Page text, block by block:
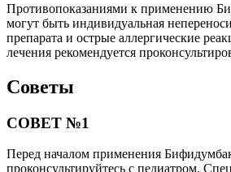
Противопоказаниями к применению
могут быть индивидуальная
препарата и острые аллергические
лечения рекомендуется
Советы
СОВЕТ №1
Перед началом применения
проконсультируйтесь с педиатром.